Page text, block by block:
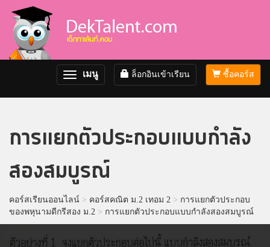
ซื้อคอร์ส
ล็อกอินเข้าเรียน
Toggle
navigation
เมนู
การแยกตัวประกอบแบบกำลัง
สองสมบูรณ์
คอร์สเรียนออนไลน์ > คอร์สคณิต ม.2 เทอม 2 > การแยกตัวประกอบ
ของพหุนามดีกรีสอง ม.2 > การแยกตัวประกอบแบบกำลังสองสมบูรณ์